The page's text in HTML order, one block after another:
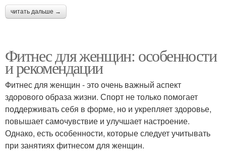
читать дальше →
Фитнес для женщин: особенности
и рекомендации
Фитнес для женщин - это очень важный аспект
здорового образа жизни. Спорт не только помогает
поддерживать себя в форме, но и укрепляет здоровье,
повышает самочувствие и улучшает настроение.
Однако, есть особенности, которые следует учитывать
при занятиях фитнесом для женщин.